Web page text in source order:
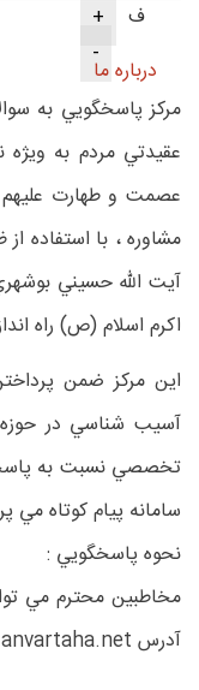
ف
+
-
درباره ما
مركز پاسخگويي به
عقيدتي مردم به
عصمت و طهارت عليهم
مشاوره ، با استفاده
اكرم اسلام (ص) راه
اين مركز ضمن
آسيب شناسي در
تخصصي نسبت به
سامانه پيام كوتاه مي
نحوه پاسخگويي :
مخاطبين محترم مي
آدرس www.anvartaha.net و يا سامانه پيام كوتاه به شماره 30001939 ارسال نمايند.